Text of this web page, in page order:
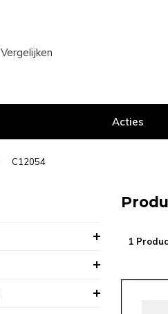
Vergelijken
Acties
C12054
1